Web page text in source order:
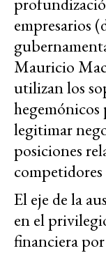
empresarios
Mauricio
utilizan los
hegemónicos
legitimar
posiciones
El eje de la
en el
financiera